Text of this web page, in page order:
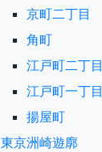
京町二丁目
角町
江戸町二丁目
江戸町一丁目
揚屋町
東京洲崎遊廓